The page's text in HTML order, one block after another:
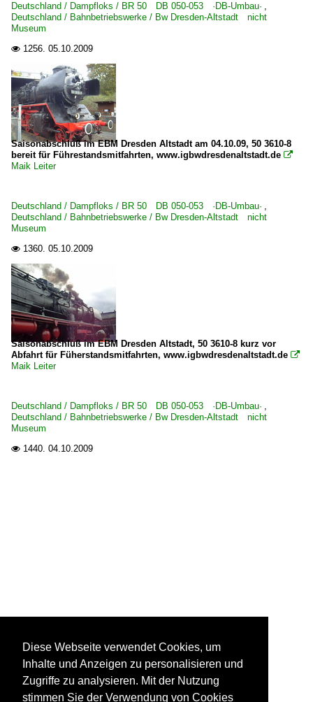
Deutschland / Dampfloks / BR 50 DB 050-053 ·DB-Umbau· ,
Deutschland / Bahnbetriebswerke / Bw Dresden-Altstadt nicht
Museum
 1256. 05.10.2009
Saisonabschluß im EBM Dresden Altstadt am 04.10.09, 50 3610-8
bereit für Führestandsmitfahrten, www.igbwdresdenaltstadt.de 
Maik Leiter
Deutschland / Dampfloks / BR 50 DB 050-053 ·DB-Umbau· ,
Deutschland / Bahnbetriebswerke / Bw Dresden-Altstadt nicht
Museum
 1360. 05.10.2009
Saisonabschluß im EBM Dresden Altstadt, 50 3610-8 kurz vor
Abfahrt für Füherstandsmitfahrten, www.igbwdresdenaltstadt.de 
Maik Leiter
Deutschland / Dampfloks / BR 50 DB 050-053 ·DB-Umbau· ,
Deutschland / Bahnbetriebswerke / Bw Dresden-Altstadt nicht
Museum
 1440. 04.10.2009
Diese Webseite verwendet Cookies, um
Inhalte und Anzeigen zu personalisieren und
Zugriffe zu analysieren. Mit der Nutzung
stimmen Sie der Verwendung von Cookies